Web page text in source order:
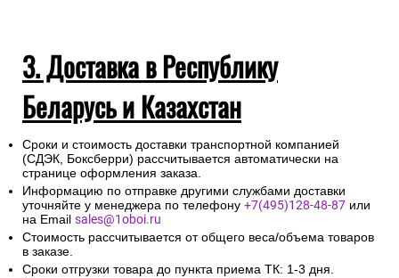
3. Доставка в Республику
Беларусь и Казахстан
Сроки и стоимость доставки транспортной компанией
(СДЭК, Боксберри) рассчитывается автоматически на
странице оформления заказа.
Информацию по отправке другими службами доставки
уточняйте у менеджера по телефону +7(495)128-48-87 или
на Email sales@1oboi.ru
Стоимость рассчитывается от общего веса/объема товаров
в заказе.
Сроки отгрузки товара до пункта приема ТК: 1-3 дня.